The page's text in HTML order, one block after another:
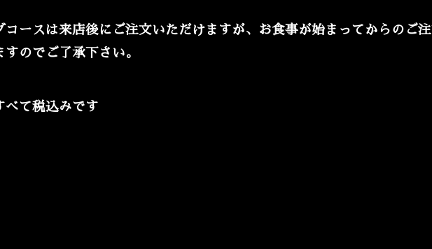
コースは来店後にご注文いただけますが、お食事が始まってからのご
すのでご了承下さい。
て税込みです